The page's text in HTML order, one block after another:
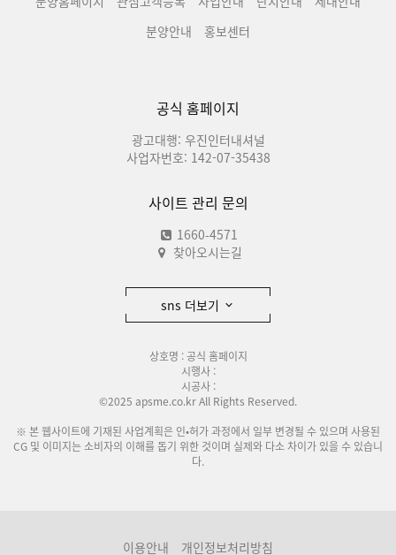
분양안내
홍보센터
공식 홈페이지
광고대행: 우진인터내셔널
사업자번호: 142-07-35438
사이트 관리 문의
1660-4571
찾아오시는길
sns 더보기
상호명 : 공식 홈페이지
시행사 :
시공사 :
©2025 apsme.co.kr All Rights Reserved.
※ 본 웹사이트에 기재된 사업계획은 인•허가 과정에서 일부 변경될 수 있으며 사용된
CG 및 이미지는 소비자의 이해를 돕기 위한 것이며 실제와 다소 차이가 있을 수 있습니
다.
이용안내 개인정보처리방침